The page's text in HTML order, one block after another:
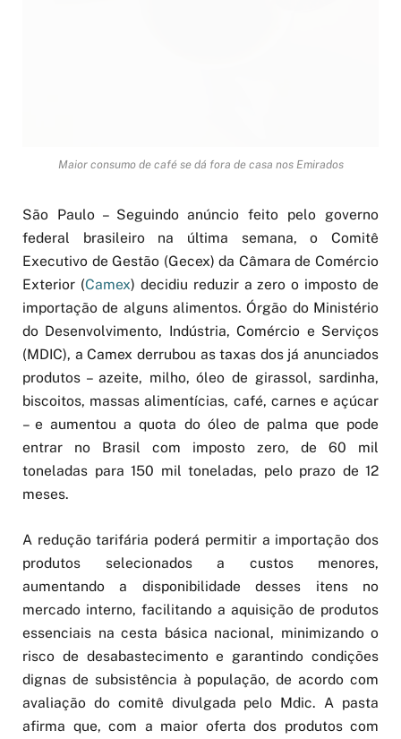
Maior consumo de café se dá fora de casa nos Emirados
São Paulo – Seguindo anúncio feito pelo governo
federal brasileiro na última semana, o Comitê
Executivo de Gestão (Gecex) da Câmara de Comércio
Exterior (Camex) decidiu reduzir a zero o imposto de
importação de alguns alimentos. Órgão do Ministério
do Desenvolvimento, Indústria, Comércio e Serviços
(MDIC), a Camex derrubou as taxas dos já anunciados
produtos – azeite, milho, óleo de girassol, sardinha,
biscoitos, massas alimentícias, café, carnes e açúcar
– e aumentou a quota do óleo de palma que pode
entrar no Brasil com imposto zero, de 60 mil
toneladas para 150 mil toneladas, pelo prazo de 12
meses.
A redução tarifária poderá permitir a importação dos
produtos selecionados a custos menores,
aumentando a disponibilidade desses itens no
mercado interno, facilitando a aquisição de produtos
essenciais na cesta básica nacional, minimizando o
risco de desabastecimento e garantindo condições
dignas de subsistência à população, de acordo com
avaliação do comitê divulgada pelo Mdic. A pasta
afirma que, com a maior oferta dos produtos com